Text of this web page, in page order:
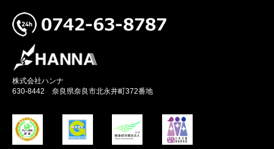
株式会社ハンナ
630-8442 奈良県奈良市北永井町372番地